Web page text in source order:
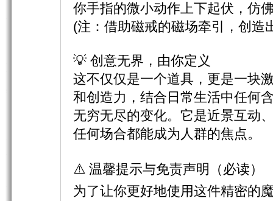
你手指的微小动作上下起伏，仿
(注：借助磁戒的磁场牵引，创造
💡 创意无界，由你定义
这不仅仅是一个道具，更是一块
和创造力，结合日常生活中任何
无穷无尽的变化。它是近景互动
任何场合都能成为人群的焦点。
⚠️ 温馨提示与免责声明（必读）
为了让你更好地使用这件精密的